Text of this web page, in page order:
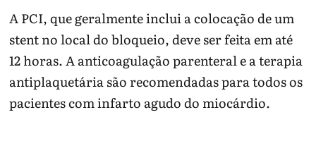
A PCI, que geralmente inclui a colocação de um
stent no local do bloqueio, deve ser feita em até
12 horas. A anticoagulação parenteral e a terapia
antiplaquetária são recomendadas para todos os
pacientes com infarto agudo do miocárdio.